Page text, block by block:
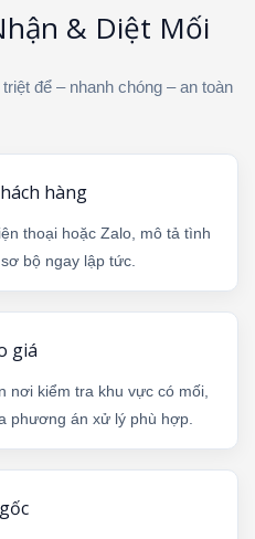
& Diệt Mối
để – nhanh chóng – an toàn
hàng
thoại hoặc Zalo, mô tả tình
bộ ngay lập tức.
giá
nơi kiểm tra khu vực có mối,
phương án xử lý phù hợp.